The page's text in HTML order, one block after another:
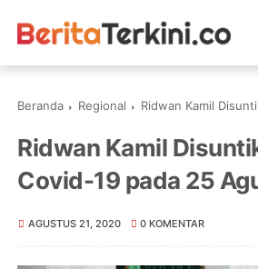
Beranda Regional Ridwan Kamil Disuntik
Ridwan Kamil
Covid-19 pada 25
AGUSTUS 21, 2020 0 KOMENTAR